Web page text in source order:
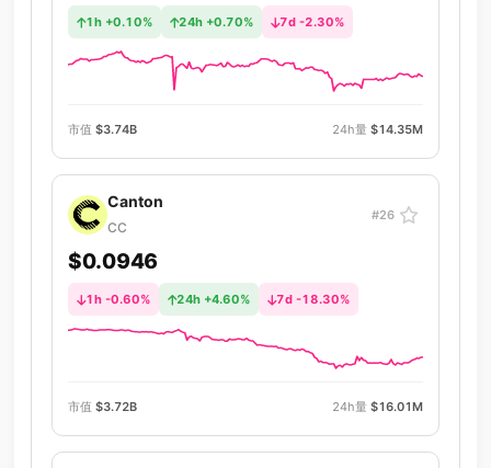
1h +0.10% 24h +0.70% 7d -2.30%
市值 $3.74B 24h量 $14.35M
Canton
CC
#26
$0.0946
1h -0.60% 24h +4.60% 7d -18.30%
市值 $3.72B 24h量 $16.01M